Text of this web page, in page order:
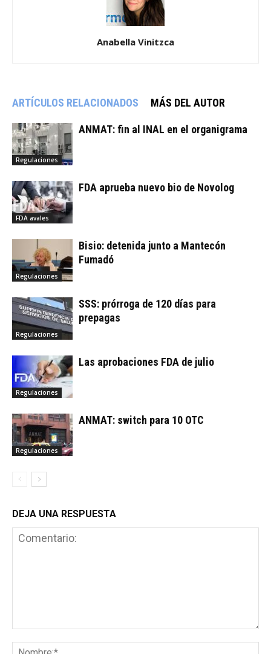
Anabella Vinitzca
ARTÍCULOS RELACIONADOS MÁS DEL AUTOR
Regulaciones
ANMAT: fin al INAL en el organigrama
FDA avales
FDA aprueba nuevo bio de Novolog
Regulaciones
Bisio: detenida junto a Mantecón
Fumadó
Regulaciones
SSS: prórroga de 120 días para
prepagas
Regulaciones
Las aprobaciones FDA de julio
Regulaciones
ANMAT: switch para 10 OTC
DEJA UNA RESPUESTA